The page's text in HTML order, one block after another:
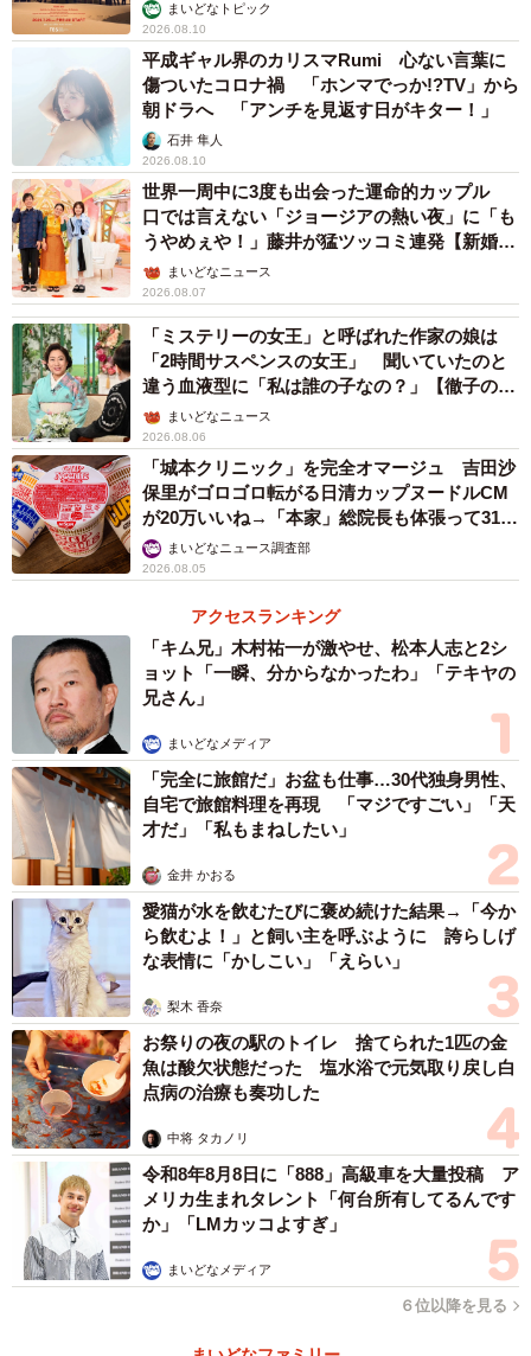
とだからこそ語りあえる三國さんとの思い出話も。独自の
存在感を放つ寛一郎さんの、役者としての覚悟と素顔に迫
ります。
まいどなトピック
2026.08.10
平成ギャル界のカリスマRumi 心ない言葉に
傷ついたコロナ禍 「ホンマでっか!?TV」から
朝ドラへ 「アンチを見返す日がキター！」
石井 隼人
2026.08.10
世界一周中に3度も出会った運命的カップル
口では言えない「ジョージアの熱い夜」に「も
うやめぇや！」藤井が猛ツッコミ連発【新婚さ
ん】まいどなニュース
2026.08.07
「ミステリーの女王」と呼ばれた作家の娘は
「2時間サスペンスの女王」 聞いていたのと
違う血液型に「私は誰の子なの？」【徹子の部
屋】まいどなニュース
2026.08.06
「城本クリニック」を完全オマージュ 吉田沙
保里がゴロゴロ転がる日清カップヌードルCM
が20万いいね→「本家」総院長も体張って31万
いいねまいどなニュース調査部
2026.08.05
アクセスランキング
「キム兄」木村祐一が激やせ、松本人志と2シ
ョット「一瞬、分からなかったわ」「テキヤの
兄さん」
まいどなメディア
「完全に旅館だ」お盆も仕事…30代独身男性、
自宅で旅館料理を再現 「マジですごい」「天
才だ」「私もまねしたい」
金井 かおる
愛猫が水を飲むたびに褒め続けた結果→「今か
ら飲むよ！」と飼い主を呼ぶように 誇らしげ
な表情に「かしこい」「えらい」
梨木 香奈
お祭りの夜の駅のトイレ 捨てられた1匹の金
魚は酸欠状態だった 塩水浴で元気取り戻し白
点病の治療も奏功した
中将 タカノリ
令和8年8月8日に「888」高級車を大量投稿 ア
メリカ生まれタレント「何台所有してるんです
か」「LMカッコよすぎ」
まいどなメディア
６位以降を見る